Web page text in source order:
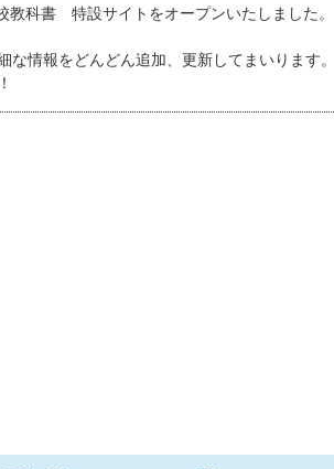
教科書 特設サイトをオープンいたしました。
な情報をどんどん追加、更新してまいります。